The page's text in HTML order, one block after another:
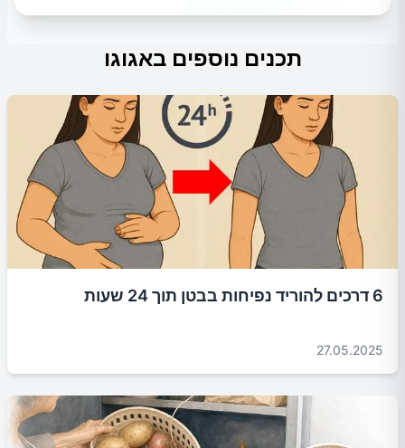
תכנים נוספים באגוגו
6 דרכים להוריד נפיחות בבטן תוך 24 שעות
27.05.2025